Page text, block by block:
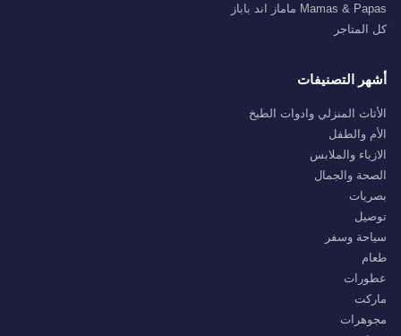
Mamas & Papas ماماز اند باباز
كل المتاجر
أشهر التصنيفات
الأثاث المنزلي وادوات الطبخ
الأم والطفل
الازياء والملابس
الصحة والجمال
بصريات
توصيل
سياحة وسفر
طعام
عطورات
ماركت
مجوهرات